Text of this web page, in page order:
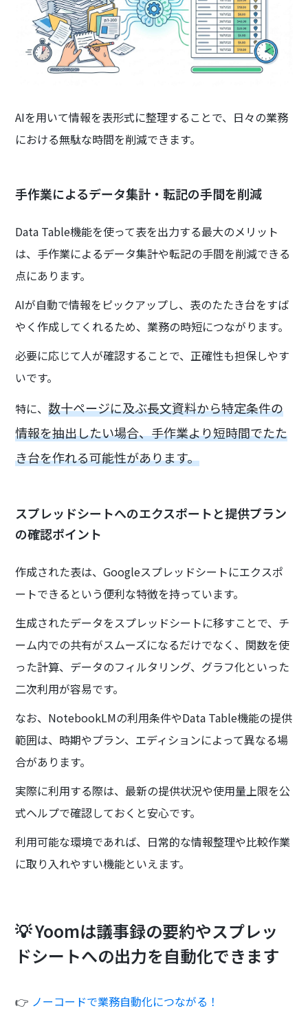
AIを用いて情報を表形式に整理することで、日々の業務
における無駄な時間を削減できます。
手作業によるデータ集計・転記の手間を削減
Data Table機能を使って表を出力する最大のメリット
は、手作業によるデータ集計や転記の手間を削減できる
点にあります。
AIが自動で情報をピックアップし、表のたたき台をすば
やく作成してくれるため、業務の時短につながります。
必要に応じて人が確認することで、正確性も担保しやす
いです。
特に、数十ページに及ぶ長文資料から特定条件の
情報を抽出したい場合、手作業より短時間でたた
き台を作れる可能性があります。
スプレッドシートへのエクスポートと提供プラン
の確認ポイント
作成された表は、Googleスプレッドシートにエクスポ
ートできるという便利な特徴を持っています。
生成されたデータをスプレッドシートに移すことで、チ
ーム内での共有がスムーズになるだけでなく、関数を使
った計算、データのフィルタリング、グラフ化といった
二次利用が容易です。
なお、NotebookLMの利用条件やData Table機能の提供
範囲は、時期やプラン、エディションによって異なる場
合があります。
実際に利用する際は、最新の提供状況や使用量上限を公
式ヘルプで確認しておくと安心です。
利用可能な環境であれば、日常的な情報整理や比較作業
に取り入れやすい機能といえます。
💡 Yoomは議事録の要約やスプレッ
ドシートへの出力を自動化できます
👉 ノーコードで業務自動化につながる！